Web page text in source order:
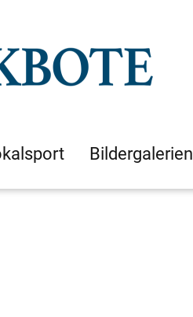
Bildergalerien